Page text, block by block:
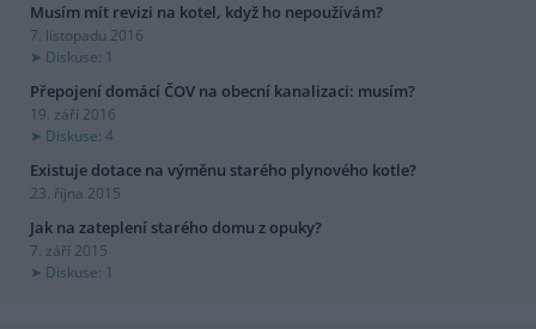
Musím mít revizi na kotel, když ho nepoužívám?
7. listopadu 2016
Diskuse: 1
Přepojení domácí ČOV na obecní kanalizaci: musím?
19. září 2016
Diskuse: 4
Existuje dotace na výměnu starého plynového kotle?
23. října 2015
Jak na zateplení starého domu z opuky?
7. září 2015
Diskuse: 1